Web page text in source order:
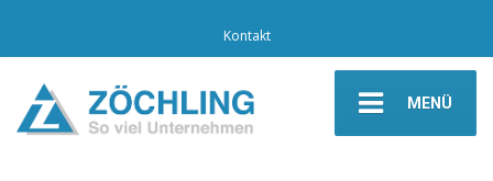
Kontakt
MENÜ